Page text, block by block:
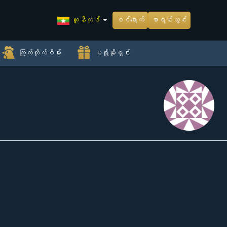
ယူနီကုဒ် ဝင်ရောက် စာရင်းသွင်း
ကြက်တိုက်ဂိမ်း ပရိုမိုးရှင်း